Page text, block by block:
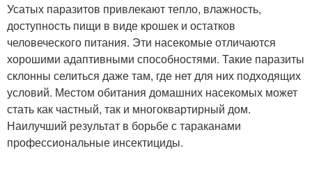
Усатых паразитов привлекают тепло, влажность,
доступность пищи в виде крошек и остатков
человеческого питания. Эти насекомые отличаются
хорошими адаптивными способностями. Такие паразиты
склонны селиться даже там, где нет для них подходящих
условий. Местом обитания домашних насекомых может
стать как частный, так и многоквартирный дом.
Наилучший результат в борьбе с тараканами
профессиональные инсектициды.